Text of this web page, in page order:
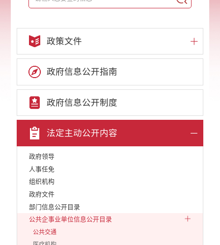
政策文件
政府信息公开指南
政府信息公开制度
法定主动公开内容
政府领导
人事任免
组织机构
政府文件
部门信息公开目录
公共企事业单位信息公开目录
公共交通